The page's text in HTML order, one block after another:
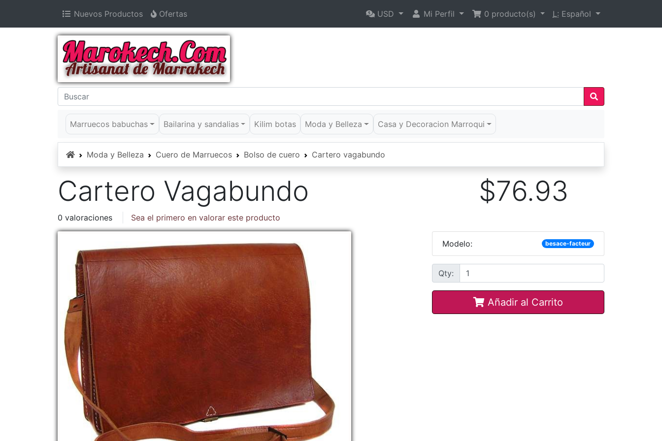
Nuevos Productos Ofertas USD Mi Perfil 0 producto(s) L: Español
Marruecos babuchas Bailarina y sandalias Kilim botas Moda y Belleza Casa y Decoracion Marroqui
InicioModa y Belleza Cuero de Marruecos Bolso de cuero Cartero vagabundo
Cartero Vagabundo $76.93
0 valoraciones Sea el primero en valorar este producto
Modelo: besace-facteur
Qty:
Añadir al Carrito